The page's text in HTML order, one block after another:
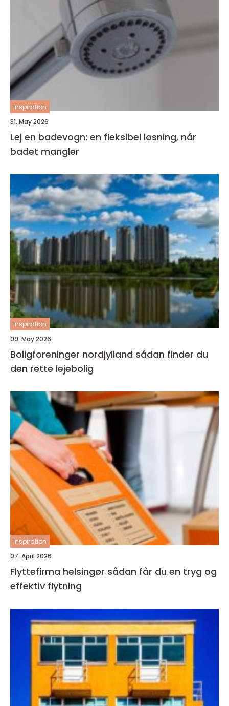
inspiration
31. May 2026
Lej en badevogn: en fleksibel løsning, når
badet mangler
inspiration
09. May 2026
Boligforeninger nordjylland sådan finder du
den rette lejebolig
inspiration
07. April 2026
Flyttefirma helsingør sådan får du en tryg og
effektiv flytning